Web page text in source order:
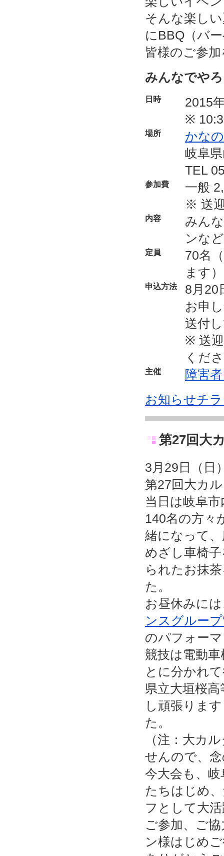
そんな楽し
にBBQ（バ
皆様のご参
みんなでや
日時
2015
※
場所
かな
岐阜
TEL
参加費
一般
※ 送
内容
みん
ンなど
定員
70名
ます）
申込方法
8月20
お申
送付
※ 送
くだ
主催
障害
お知らせチ
第27回大
3月29日（日
第27回大カ
当日は岐阜
140名の方々
緒になって
めざし車椅
られたお抹
た。
お昼休みに
ンスグルー
のパフォー
競技は電動
とに分かれ
県立大垣桜
し頑張りま
た。
（注：大カ
せんので、
今大会も、
たちはじめ
フとして大
ご参加、ご
ン様はじめ